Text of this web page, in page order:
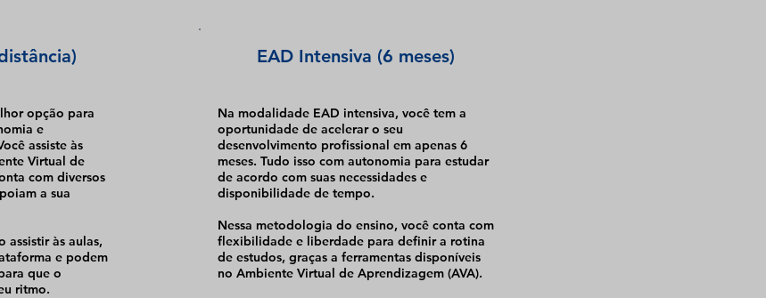
opção para
e
assiste às
Virtual de
com diversos
a sua
assistir às aulas,
e podem
que o
ritmo.
EAD Intensiva (6 meses)
Na modalidade EAD intensiva, você tem a
oportunidade de acelerar o seu
desenvolvimento profissional em apenas 6
meses. Tudo isso com autonomia para estudar
de acordo com suas necessidades e
disponibilidade de tempo.
Nessa metodologia do ensino, você conta com
flexibilidade e liberdade para definir a rotina
de estudos, graças a ferramentas disponíveis
no Ambiente Virtual de Aprendizagem (AVA).